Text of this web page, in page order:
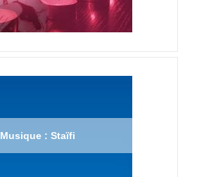
Musique : Staïfi